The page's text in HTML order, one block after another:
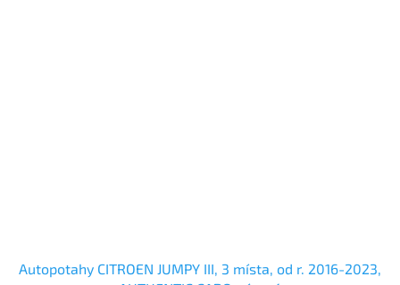
Autopotahy CITROEN JUMPY III, 3 místa, od r. 2016-2023,